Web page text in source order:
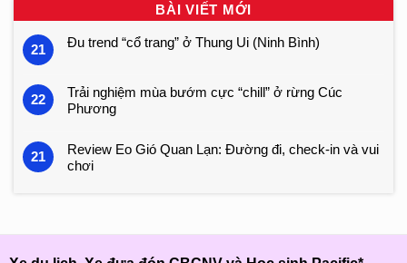
BÀI VIẾT MỚI
21 Đu trend “cổ trang” ở Thung Ui (Ninh Bình)
22
Trải nghiệm mùa bướm cực “chill” ở rừng Cúc
Phương
21
Review Eo Gió Quan Lạn: Đường đi, check-in và vui
chơi